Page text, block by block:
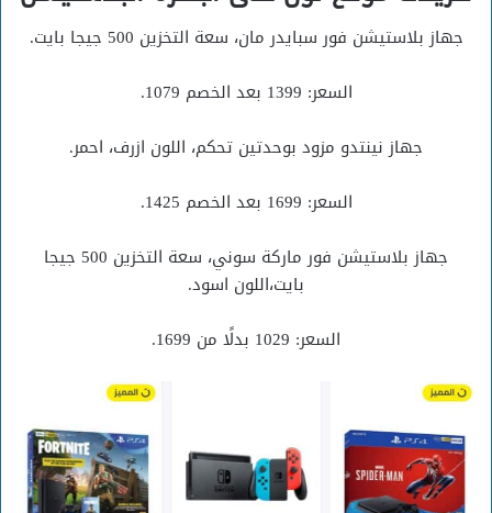
جهاز بلاستيشن فور سبايدر مان، سعة التخزين 500 جيجا بايت.
السعر: 1399 بعد الخصم 1079.
جهاز نينتدو مزود بوحدتين تحكم، اللون ازرف، احمر.
السعر: 1699 بعد الخصم 1425.
جهاز بلاستيشن فور ماركة سوني، سعة التخزين 500 جيجا
بايت،اللون اسود.
السعر: 1029 بدلًا من 1699.